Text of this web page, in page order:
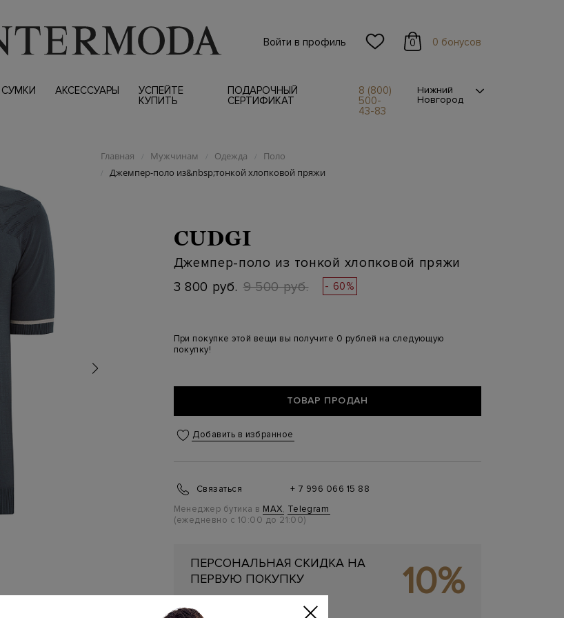
Войти в профиль 0 0 бонусов
СУМКИ АКСЕССУАРЫ
УСПЕЙТЕ
КУПИТЬ
ПОДАРОЧНЫЙ
СЕРТИФИКАТ
8 (800)
500-
43-83
Нижний
Новгород
Главная / Мужчинам / Одежда / Поло
/ Джемпер-поло из&nbsp;тонкой хлопковой пряжи
CUDGI
Джемпер-поло из тонкой хлопковой пряжи
3 800 руб. 9 500 руб. - 60%
При покупке этой вещи вы получите 0 рублей на следующую
покупку!
ТОВАР ПРОДАН
Добавить в избранное
Связаться
+ 7 996 066 15 88
Менеджер бутика в MAX, Telegram
(ежедневно с 10:00 до 21:00)
ПЕРСОНАЛЬНАЯ СКИДКА НА
ПЕРВУЮ ПОКУПКУ
10%